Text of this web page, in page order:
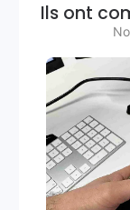
Ils ont